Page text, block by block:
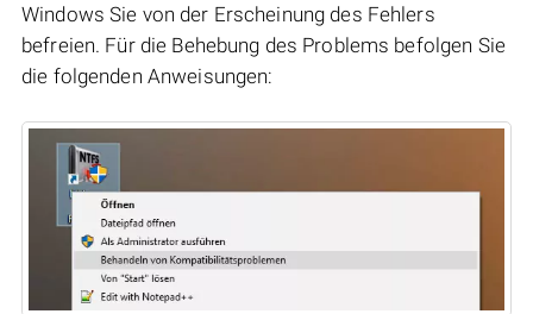
Windows Sie von der Erscheinung des Fehlers
befreien. Für die Behebung des Problems befolgen Sie
die folgenden Anweisungen: